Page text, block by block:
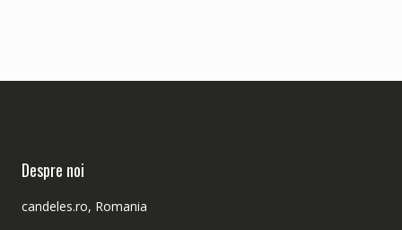
Despre noi
candeles.ro, Romania